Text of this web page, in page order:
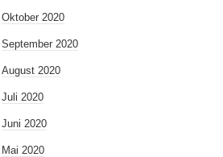
Oktober 2020
September 2020
August 2020
Juli 2020
Juni 2020
Mai 2020